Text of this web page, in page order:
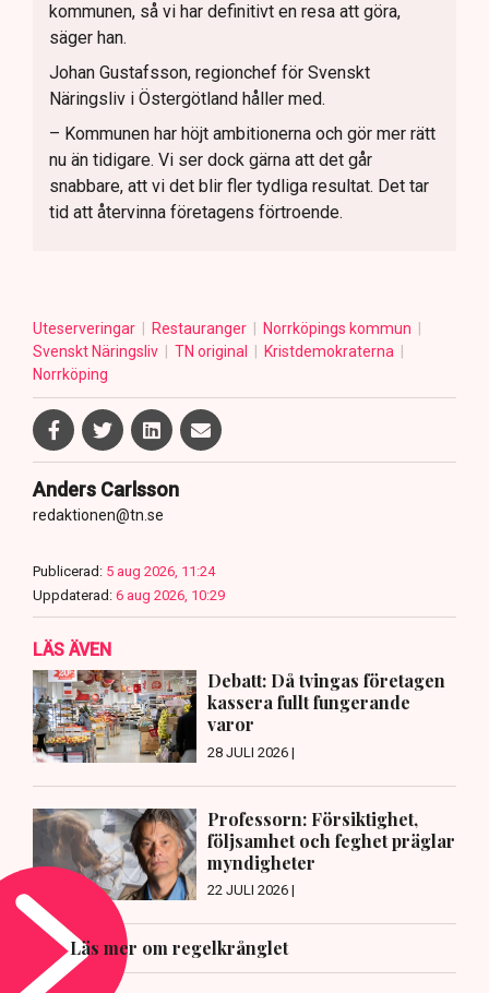
kommunen, så vi har definitivt en resa att göra,
säger han.
Johan Gustafsson, regionchef för Svenskt
Näringsliv i Östergötland håller med.
– Kommunen har höjt ambitionerna och gör mer rätt
nu än tidigare. Vi ser dock gärna att det går
snabbare, att vi det blir fler tydliga resultat. Det tar
tid att återvinna företagens förtroende.
Uteserveringar Restauranger
Norrköpings kommun
Svenskt Näringsliv
TN original
Kristdemokraterna
Norrköping
Anders Carlsson
redaktionen@tn.se
Publicerad: 5 aug 2026, 11:24
Uppdaterad: 6 aug 2026, 10:29
LÄS ÄVEN
Debatt: Då tvingas företagen
kassera fullt fungerande
varor
28 JULI 2026 |
Professorn: Försiktighet,
följsamhet och feghet präglar
myndigheter
22 JULI 2026 |
Läs mer om regelkrånglet